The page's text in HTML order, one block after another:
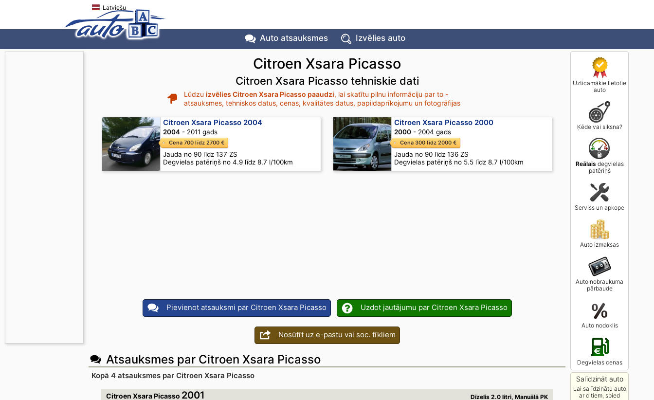
Latviešu
Auto atsauksmes Izvēlies auto
Uzticamākie lietotie
auto
Ķēde vai siksna?
Reālais degvielas
patēriņš
Serviss un apkope
Auto izmaksas
Auto nobraukuma
pārbaude
Auto nodoklis
Degvielas cenas
Salīdzināt auto
Lai salīdzinātu auto
ar citiem, spied
Citroen Xsara Picasso
Citroen Xsara Picasso tehniskie dati
Lūdzu izvēlies Citroen Xsara Picasso paaudzi, lai skatītu pilnu informāciju par to -
atsauksmes, tehniskos datus, cenas, kvalitātes datus, papildaprīkojumu un fotogrāfijas
Citroen Xsara Picasso 2004
2004 - 2011 gads
Cena 700 līdz 2700 €
Jauda no 90 līdz 137 ZS
Degvielas patēriņš no 4.9 līdz 8.7 l/100km
Citroen Xsara Picasso 2000
2000- 2004 gads
Cena 300 līdz 2000 €
Jauda no 90 līdz 136 ZS
Degvielas patēriņš no 5.5 līdz 8.7 l/100km
Pievienot atsauksmi par Citroen Xsara Picasso Uzdot jautājumu par Citroen Xsara Picasso
Nosūtīt uz e-pastu vai soc. tīkliem
Atsauksmes par Citroen Xsara Picasso
Kopā 4 atsauksmes par Citroen Xsara Picasso
Citroen Xsara Picasso 2001 Dīzelis 2.0 litri, Manuālā PK